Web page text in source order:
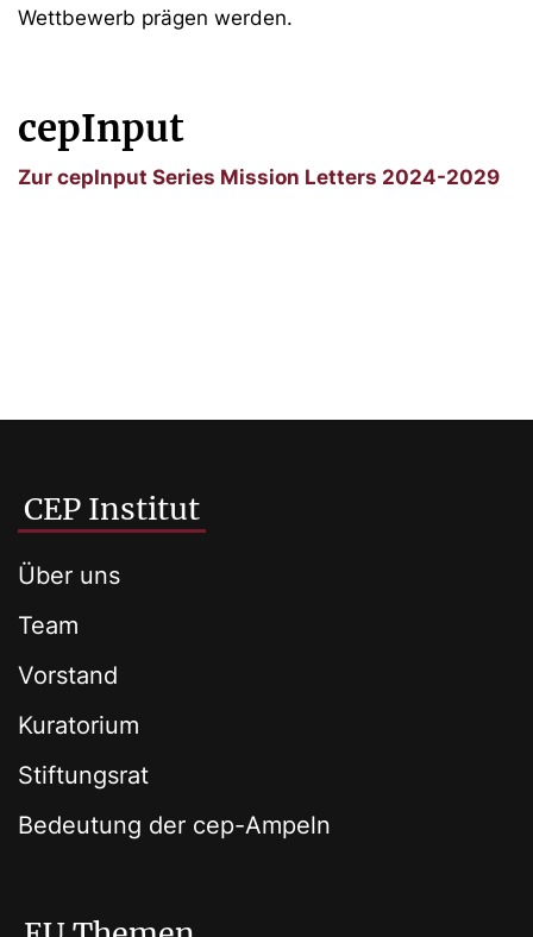
Wettbewerb prägen werden.
cepInput
Zur cepInput Series Mission Letters 2024-2029
CEP Institut
Über uns
Team
Vorstand
Kuratorium
Stiftungsrat
Bedeutung der cep-Ampeln